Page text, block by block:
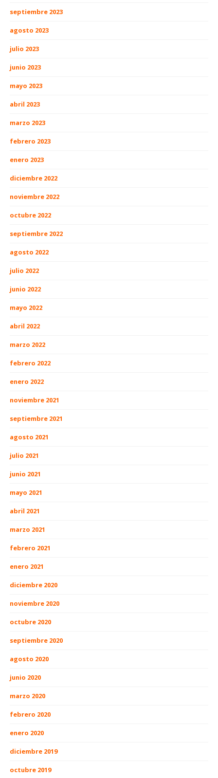
septiembre 2023
agosto 2023
julio 2023
junio 2023
mayo 2023
abril 2023
marzo 2023
febrero 2023
enero 2023
diciembre 2022
noviembre 2022
octubre 2022
septiembre 2022
agosto 2022
julio 2022
junio 2022
mayo 2022
abril 2022
marzo 2022
febrero 2022
enero 2022
noviembre 2021
septiembre 2021
agosto 2021
julio 2021
junio 2021
mayo 2021
abril 2021
marzo 2021
febrero 2021
enero 2021
diciembre 2020
noviembre 2020
octubre 2020
septiembre 2020
agosto 2020
junio 2020
marzo 2020
febrero 2020
enero 2020
diciembre 2019
octubre 2019